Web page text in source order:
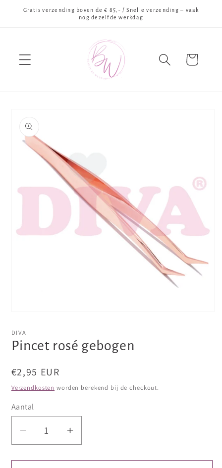
naar de
Gratis verzending boven de € 85,- / Snelle verzending – vaak
nog dezelfde werkdag
Winkelwagen
openen
in
modaal
DIVA
Pincet rosé gebogen
Normale
prijs
€2,95 EUR
Verzendkosten worden berekend bij de checkout.
Aantal
Aantal
verlagen
voor
Aantal
verhogen
voor